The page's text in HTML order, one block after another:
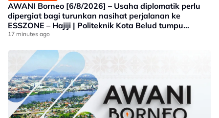
AWANI Borneo [6/8/2026] – Usaha diplomatik perlu
dipergiat bagi turunkan nasihat perjalanan ke
ESSZONE – Hajiji | Politeknik Kota Belud tumpu
bidang selaras keperluan industri Sabah |
produk tempatan
17 minutes ago